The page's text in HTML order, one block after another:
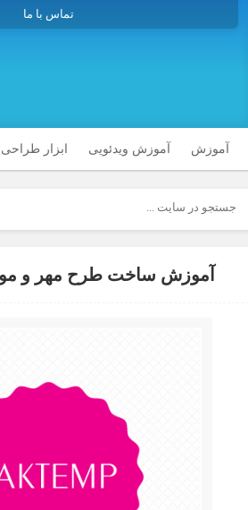
تماس با ما
آموزش آموزش ویدئویی ابزار طراحی
آموزش ساخت طرح مهر و موم